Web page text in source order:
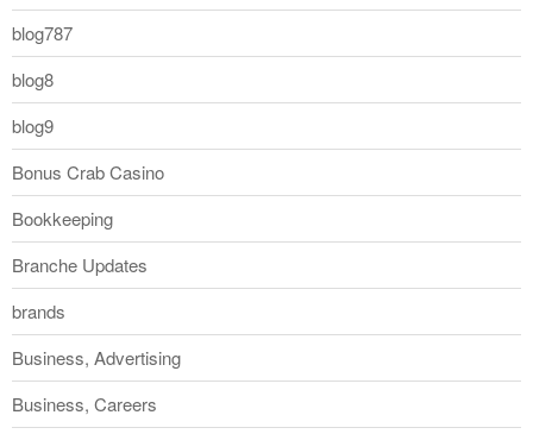
blog787
blog8
blog9
Bonus Crab Casino
Bookkeeping
Branche Updates
brands
Business, Advertising
Business, Careers